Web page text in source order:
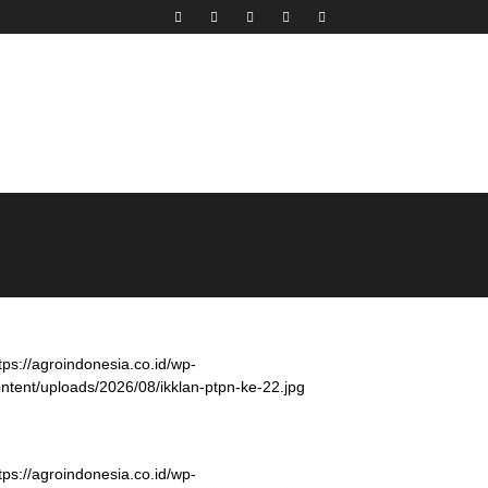
agroindonesia.co.id/wp-
uploads/2026/08/ikklan-ptpn-ke-22.jpg
agroindonesia.co.id/wp-